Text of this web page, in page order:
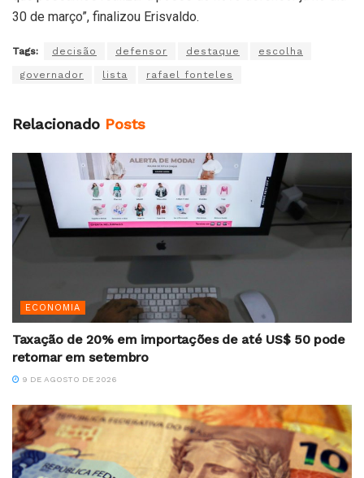
30 de março”, finalizou Erisvaldo.
Tags: decisão defensor destaque escolha
governador lista rafael fonteles
Relacionado Posts
ECONOMIA
Taxação de 20% em importações de até US$ 50 pode
retornar em setembro
9 DE AGOSTO DE 2026